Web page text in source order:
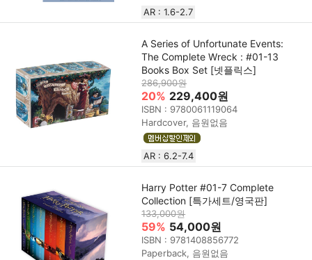
AR : 1.6-2.7
A Series of Unfortunate Events:
The Complete Wreck : #01-13
Books Box Set [넷플릭스]
286,900원
20% 229,400원
ISBN : 9780061119064
Hardcover, 음원없음
AR : 6.2-7.4
Harry Potter #01-7 Complete
Collection [특가세트/영국판]
133,000원
59% 54,000원
ISBN : 9781408856772
Paperback, 음원없음